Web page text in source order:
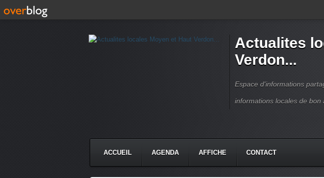
Actualites
Verdon...
Espace d'informations
informations locales de
ACCUEIL AGENDA AFFICHE CONTACT